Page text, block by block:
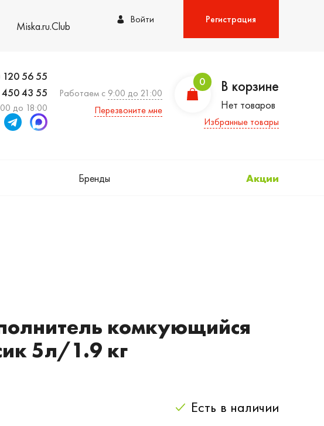
Miska.ru.Club Войти Регистрация
120 56 55
43 55
до 18:00
Работаем с 9:00 до 21:00
Перезвоните мне
0 В корзине
Нет товаров
Избранные товары
Бренды Акции
комкующийся
5л/1.9 кг
Есть в наличии